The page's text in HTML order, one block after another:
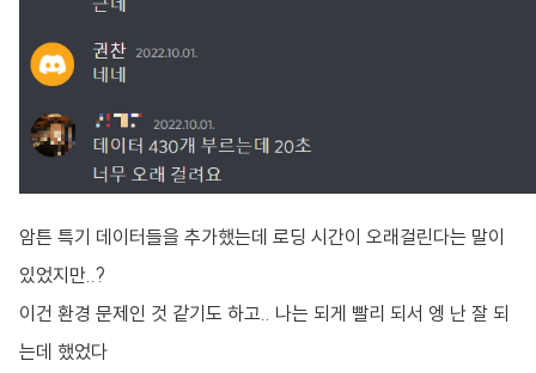
암튼 특기 데이터들을 추가했는데 로딩 시간이 오래걸린다는 말이
있었지만..?
이건 환경 문제인 것 같기도 하고.. 나는 되게 빨리 되서 엥 난 잘 되
는데 했었다